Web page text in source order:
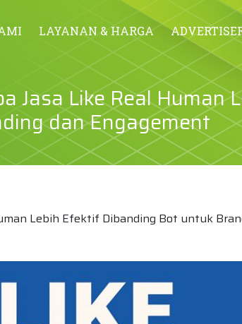
LAYANAN & HARGA
Jasa Like Real Human
dan Engagement
Lebih Efektif Dibanding Bot untuk